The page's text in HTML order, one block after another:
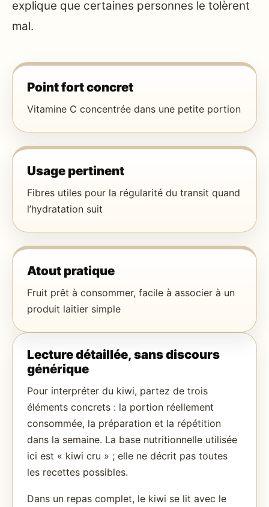
explique que certaines personnes le tolèrent
mal.
Point fort concret
Vitamine C concentrée dans une petite portion
Usage pertinent
Fibres utiles pour la régularité du transit quand
l’hydratation suit
Atout pratique
Fruit prêt à consommer, facile à associer à un
produit laitier simple
Lecture détaillée, sans discours
générique
Pour interpréter du kiwi, partez de trois
éléments concrets : la portion réellement
consommée, la préparation et la répétition
dans la semaine. La base nutritionnelle utilisée
ici est « kiwi cru » ; elle ne décrit pas toutes
les recettes possibles.
Dans un repas complet, le kiwi se lit avec le